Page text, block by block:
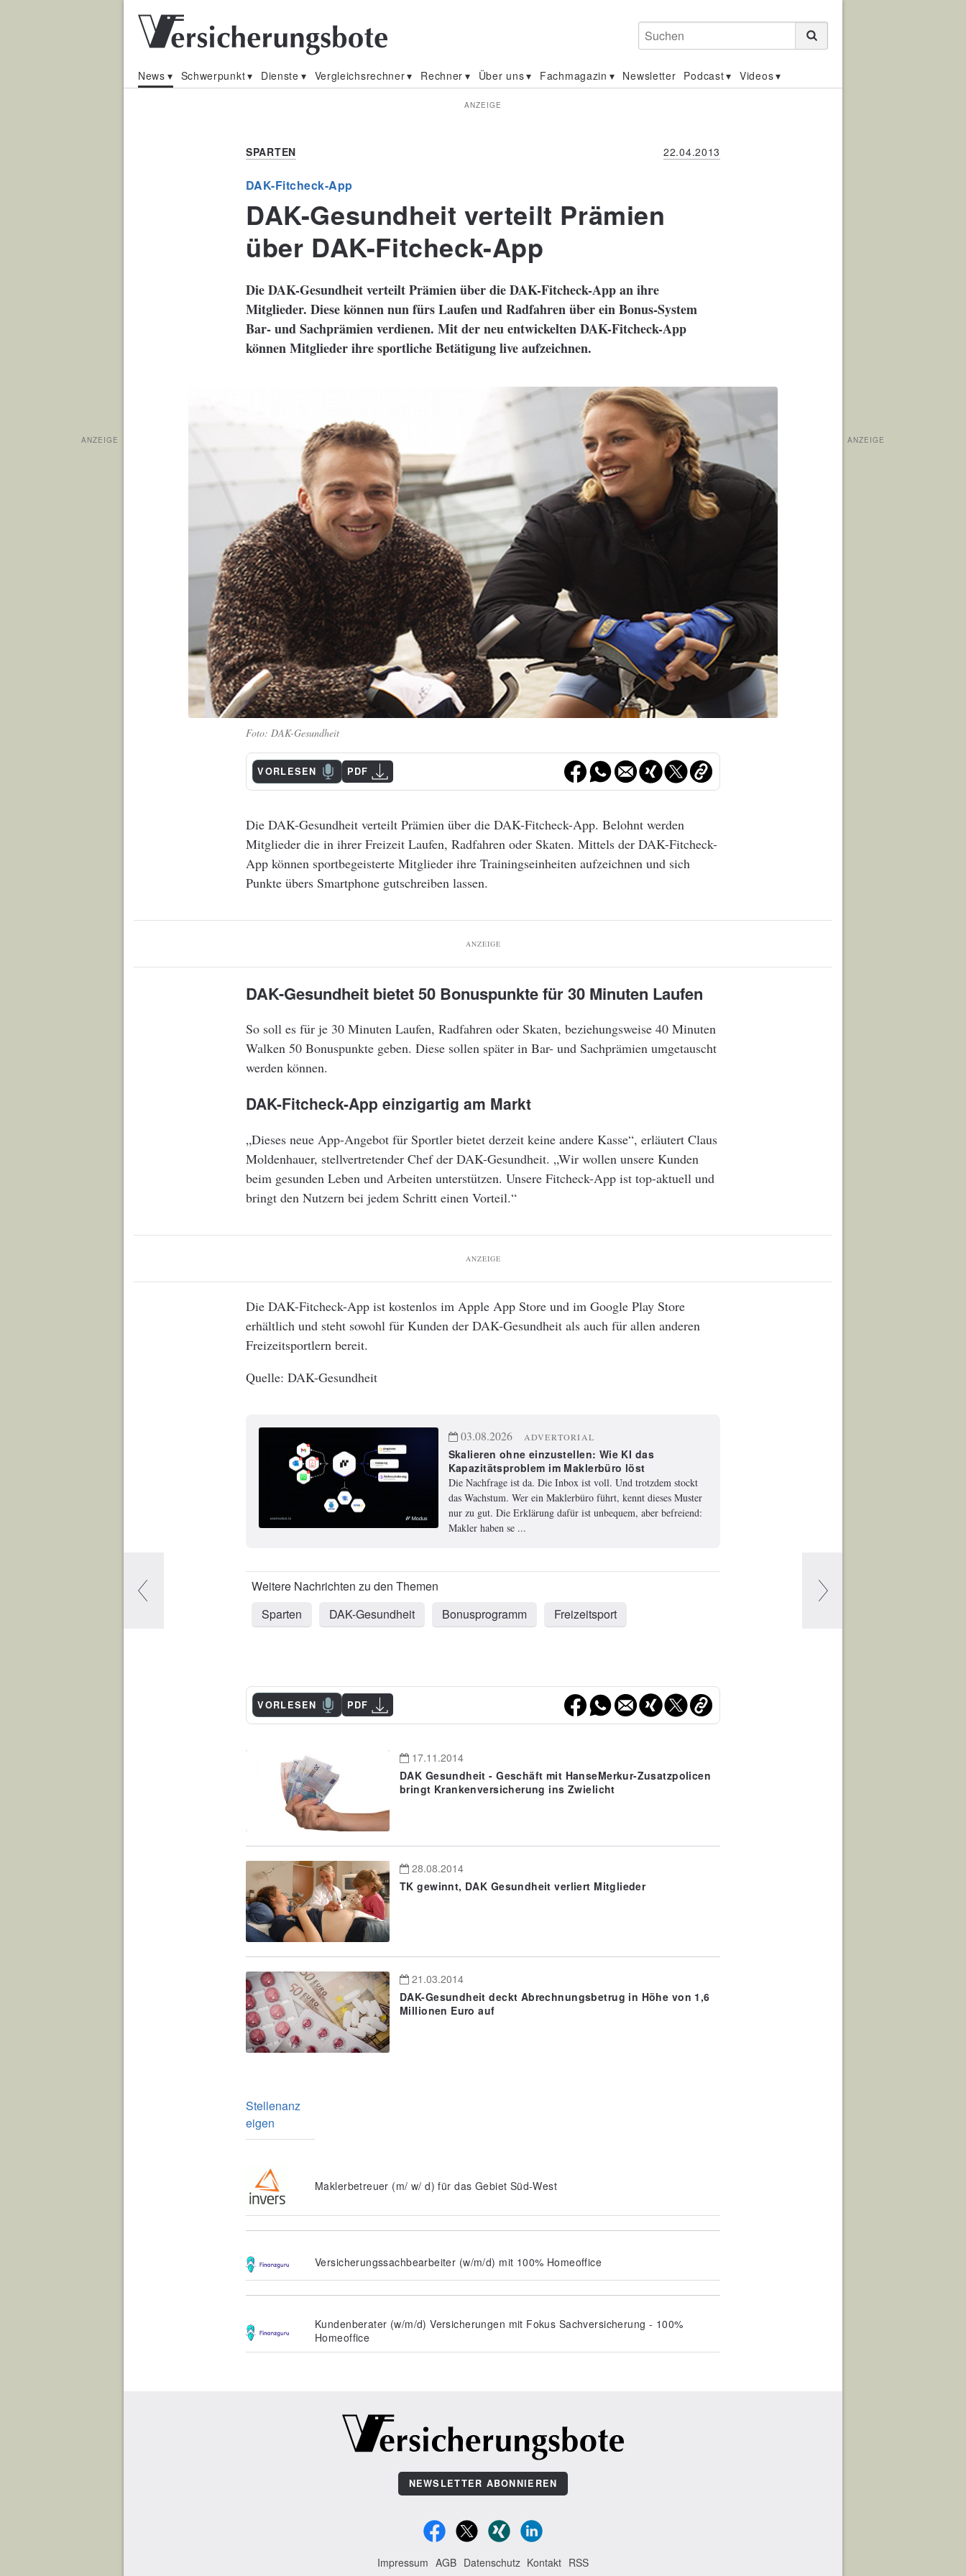
Suchen
News Schwerpunkt Dienste Vergleichsrechner Rechner Über uns Fachmagazin Newsletter Podcast Videos
ANZEIGE
SPARTEN 22.04.2013
DAK-Fitcheck-App
DAK-Gesundheit verteilt Prämien
über DAK-Fitcheck-App
Die DAK-Gesundheit verteilt Prämien über dieDAK-Fitcheck-App an ihre
Mitglieder. Diese können nunfürs Laufen und Radfahrenüber ein Bonus-System
Bar- und Sachprämien verdienen. Mit der neu entwickelten DAK-Fitcheck-App
können Mitglieder ihre sportliche Betätigung live aufzeichnen.
DAK-Gesundheit
VORLESEN PDF
Die DAK-Gesundheit verteilt Prämien über die DAK-Fitcheck-App. Belohnt werden
Mitglieder die in ihrer Freizeit Laufen, Radfahren oder Skaten. Mittels der DAK-Fitcheck-
App können sportbegeisterte Mitglieder ihre Trainingseinheiten aufzeichnen und sich
Punkte übers Smartphone gutschreiben lassen.
ANZEIGE
DAK-Gesundheit bietet 50 Bonuspunkte für 30 Minuten Laufen
So soll es für je 30 Minuten Laufen, Radfahren oder Skaten, beziehungsweise 40 Minuten
Walken 50 Bonuspunkte geben. Diese sollen später in Bar- und Sachprämien umgetauscht
werden können.
DAK-Fitcheck-App einzigartig am Markt
„Dieses neue App-Angebot für Sportler bietet derzeit keine andere Kasse“, erläutert Claus
Moldenhauer, stellvertretender Chef der DAK-Gesundheit. „Wir wollen unsere Kunden
beim gesunden Leben und Arbeiten unterstützen. Unsere Fitcheck-App ist top-aktuell und
bringt den Nutzern bei jedem Schritt einen Vorteil.“
ANZEIGE
Die DAK-Fitcheck-App ist kostenlos im Apple App Store und im Google Play Store
erhältlich und steht sowohl für Kunden der DAK-Gesundheit als auch für allen anderen
Freizeitsportlern bereit.
DAK-Gesundheit
03.08.2026 ADVERTORIAL
Skalieren ohne einzustellen: Wie KI das
Kapazitätsproblem im Maklerbüro löst
Die Nachfrage ist da. Die Inbox ist voll. Und trotzdem stockt
das Wachstum. Wer ein Maklerbüro führt, kennt dieses Muster
nur zu gut. Die Erklärung dafür ist unbequem, aber befreiend:
Makler haben se ...
Sparten DAK-Gesundheit Bonusprogramm Freizeitsport
VORLESEN PDF
17.11.2014
DAK Gesundheit - Geschäft mit HanseMerkur-Zusatzpolicen
bringt Krankenversicherung ins Zwielicht
28.08.2014
TK gewinnt, DAK Gesundheit verliert Mitglieder
21.03.2014
DAK-Gesundheit deckt Abrechnungsbetrug in Höhe von 1,6
Millionen Euro auf
Stellenanz
eigen
Maklerbetreuer (m/ w/ d) für das Gebiet Süd-West
Versicherungssachbearbeiter (w/m/d) mit 100% Homeoffice
Kundenberater (w/m/d) Versicherungen mit Fokus Sachversicherung - 100%
Homeoffice
NEWSLETTER ABONNIEREN
Impressum AGB Datenschutz Kontakt RSS
ANZEIGE ANZEIGE